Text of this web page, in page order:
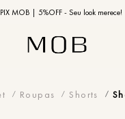
PIX MOB | 5%OFF - Seu look merece!
na primeira compra | Cupom:
Roupas Shorts